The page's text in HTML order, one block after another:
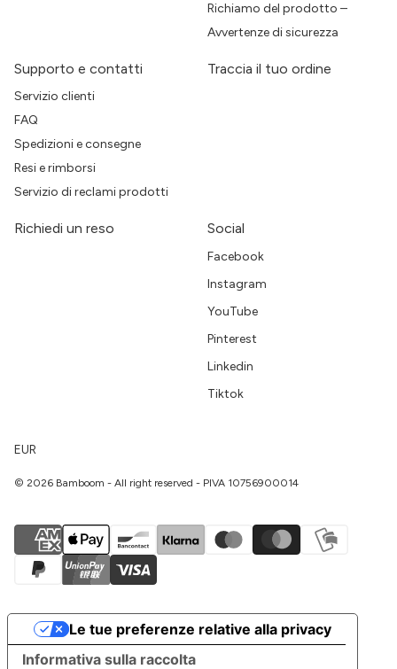
Richiamo del prodotto –
Avvertenze di sicurezza
Supporto e contatti
Servizio clienti
FAQ
Spedizioni e consegne
Resi e rimborsi
Servizio di reclami prodotti
Traccia il tuo ordine
Richiedi un reso Social
Facebook
Instagram
YouTube
Pinterest
Linkedin
Tiktok
EUR
© 2026 Bamboom - All right reserved - PIVA 10756900014
Informativa sulla raccolta
Le tue preferenze relative alla privacy